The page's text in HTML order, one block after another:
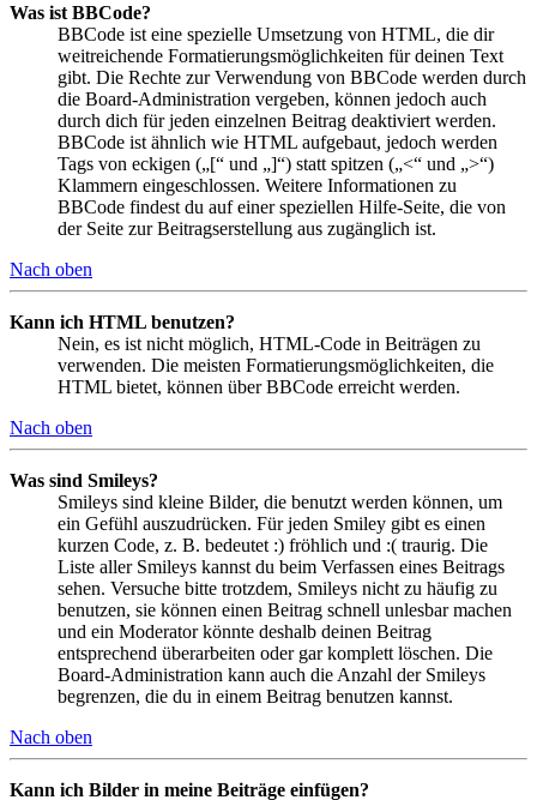
Was ist BBCode?
BBCode ist eine spezielle Umsetzung von HTML, die dir
weitreichende Formatierungsmöglichkeiten für deinen Text
gibt. Die Rechte zur Verwendung von BBCode werden durch
die Board-Administration vergeben, können jedoch auch
durch dich für jeden einzelnen Beitrag deaktiviert werden.
BBCode ist ähnlich wie HTML aufgebaut, jedoch werden
Tags von eckigen („[“ und „]“) statt spitzen („<“ und „>“)
Klammern eingeschlossen. Weitere Informationen zu
BBCode findest du auf einer speziellen Hilfe-Seite, die von
der Seite zur Beitragserstellung aus zugänglich ist.
Nach oben
Kann ich HTML benutzen?
Nein, es ist nicht möglich, HTML-Code in Beiträgen zu
verwenden. Die meisten Formatierungsmöglichkeiten, die
HTML bietet, können über BBCode erreicht werden.
Nach oben
Was sind Smileys?
Smileys sind kleine Bilder, die benutzt werden können, um
ein Gefühl auszudrücken. Für jeden Smiley gibt es einen
kurzen Code, z. B. bedeutet :) fröhlich und :( traurig. Die
Liste aller Smileys kannst du beim Verfassen eines Beitrags
sehen. Versuche bitte trotzdem, Smileys nicht zu häufig zu
benutzen, sie können einen Beitrag schnell unlesbar machen
und ein Moderator könnte deshalb deinen Beitrag
entsprechend überarbeiten oder gar komplett löschen. Die
Board-Administration kann auch die Anzahl der Smileys
begrenzen, die du in einem Beitrag benutzen kannst.
Nach oben
Kann ich Bilder in meine Beiträge einfügen?